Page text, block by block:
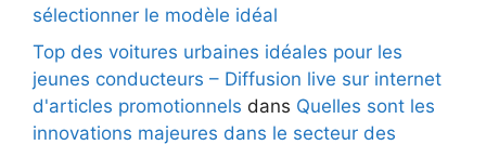
sélectionner le modèle idéal
Top des voitures urbaines idéales pour les
jeunes conducteurs – Diffusion live sur internet
d'articles promotionnels dans Quelles sont les
innovations majeures dans le secteur des